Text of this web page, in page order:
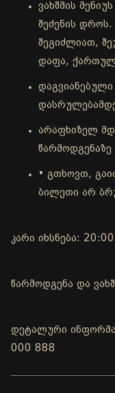
ვახშმის
შეძენის
შეგიძლიათ,
დაფა,
დაგვიანებული
არაფხიზელ
წარმოდგენაზე
• გთხოვთ,
ბილეთი არ
კარი იხსნება:
წარმოდგენა და
დეტალური
000 888